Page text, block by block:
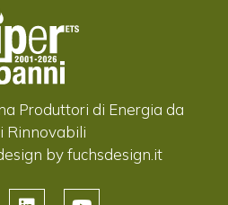
Produttori di Energia da
Rinnovabili
by fuchsdesign.it